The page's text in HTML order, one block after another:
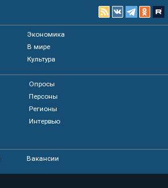
Экономика
В мире
Культура
Опросы
Персоны
Регионы
Интервью
Вакансии